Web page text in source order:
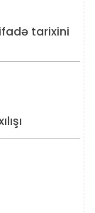
tarixini